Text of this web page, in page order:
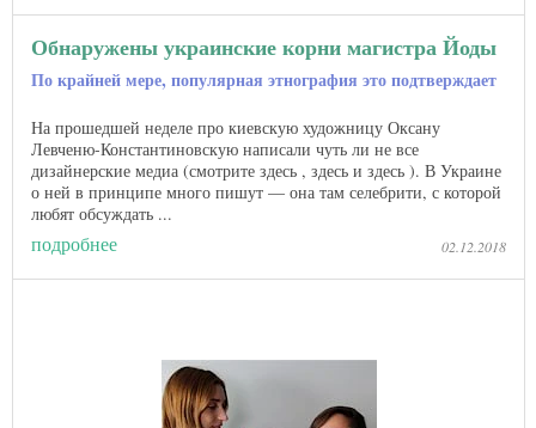
Обнаружены украинские корни магистра Йоды
По крайней мере, популярная этнография это подтверждает
На прошедшей неделе про киевскую художницу Оксану
Левченю-Константиновскую написали чуть ли не все
дизайнерские медиа (смотрите здесь , здесь и здесь ). В Украине
о ней в принципе много пишут — она там селебрити, с которой
любят обсуждать ...
подробнее 02.12.2018